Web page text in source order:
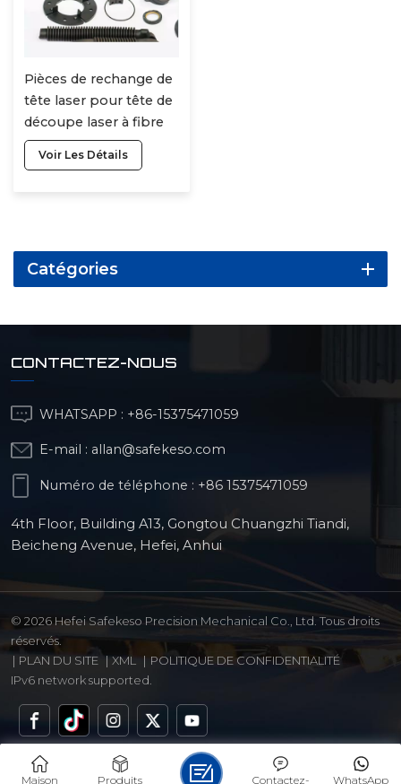
Pièces de rechange de
tête laser pour tête de
découpe laser à fibre
Voir Les Détails
Catégories
CONTACTEZ-NOUS
WHATSAPP : +86-15375471059
E-mail : allan@safekeso.com
Numéro de téléphone : +86 15375471059
4th Floor, Building A13, Gongtou Chuangzhi Tiandi,
Beicheng Avenue, Hefei, Anhui
© 2026 Hefei Safekeso Precision Mechanical Co., Ltd. Tous droits
réservés.
| PLAN DU SITE | XML | POLITIQUE DE CONFIDENTIALITÉ
IPv6 network supported.
Maison Produits WhatsApp
Contactez-